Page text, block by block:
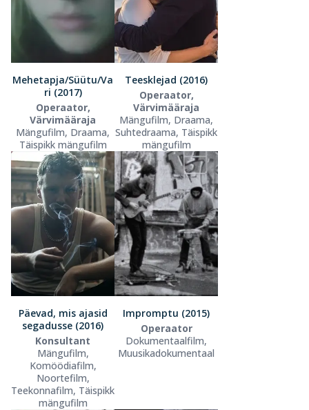
Mehetapja/Süütu/Va
ri (2017)
Operaator,
Värvimääraja
Mängufilm, Draama,
Täispikk mängufilm
Teesklejad (2016)
Operaator,
Värvimääraja
Mängufilm, Draama,
Suhtedraama, Täispikk
mängufilm
Päevad, mis ajasid
segadusse (2016)
Konsultant
Mängufilm,
Komöödiafilm,
Noortefilm,
Teekonnafilm, Täispikk
mängufilm
Impromptu (2015)
Operaator
Dokumentaalfilm,
Muusikadokumentaal